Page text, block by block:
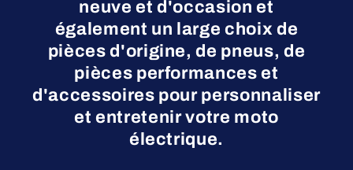
neuve et d'occasion et
également un large choix de
pièces d'origine, de pneus, de
pièces performances et
d'accessoires pour personnaliser
et entretenir votre moto
électrique.